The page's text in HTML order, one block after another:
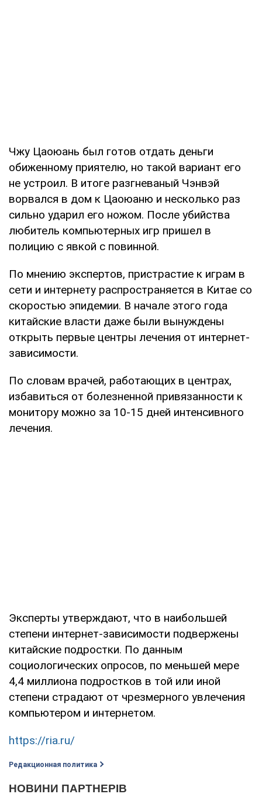
Чжу Цаоюань был готов отдать деньги
обиженному приятелю, но такой вариант его
не устроил. В итоге разгневаный Чэнвэй
ворвался в дом к Цаоюаню и несколько раз
сильно ударил его ножом. После убийства
любитель компьютерных игр пришел в
полицию с явкой с повинной.
По мнению экспертов, пристрастие к играм в
сети и интернету распространяется в Китае со
скоростью эпидемии. В начале этого года
китайские власти даже были вынуждены
открыть первые центры лечения от интернет-
зависимости.
По словам врачей, работающих в центрах,
избавиться от болезненной привязанности к
монитору можно за 10-15 дней интенсивного
лечения.
Эксперты утверждают, что в наибольшей
степени интернет-зависимости подвержены
китайские подростки. По данным
социологических опросов, по меньшей мере
4,4 миллиона подростков в той или иной
степени страдают от чрезмерного увлечения
компьютером и интернетом.
https://ria.ru/
Редакционная политика